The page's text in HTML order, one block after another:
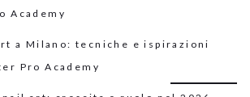
Academy
a Milano: tecniche e ispirazioni
Pro Academy